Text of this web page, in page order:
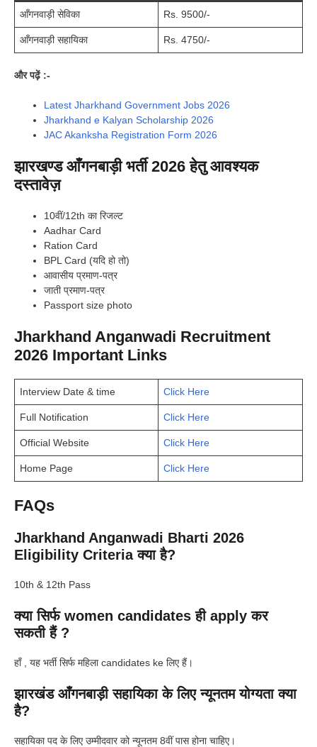
आँगनवाड़ी सेविका Rs. 9500/-
आँगनवाड़ी सहायिका Rs. 4750/-
और पढ़ें :-
Latest Jharkhand Government Jobs 2026
Jharkhand e Kalyan Scholarship 2026
JAC Akanksha Registration Form 2026
झारखण्ड आँगनबाड़ी भर्ती 2026 हेतु आवश्यक
दस्तावेज़
10वीं/12th का रिजल्ट
Aadhar Card
Ration Card
BPL Card (यदि हो तो)
आवासीय प्रमाण-पत्र
जाती प्रमाण-पत्र
Passport size photo
Jharkhand Anganwadi Recruitment
2026 Important Links
Interview Date & time Click Here
Full Notification Click Here
Official Website Click Here
Home Page Click Here
FAQs
Jharkhand Anganwadi Bharti 2026
Eligibility Criteria क्या है?
10th & 12th Pass
क्या सिर्फ women candidates ही apply कर
सकती हैं ?
हाँ , यह भर्ती सिर्फ महिला candidates ke लिए हैं।
झारखंडआँगनबाड़ी सहायिका के लिए न्यूनतम योग्यता क्या
है?
सहायिका पद के लिए उम्मीदवार को न्यूनतम 8वीं पास होना चाहिए।